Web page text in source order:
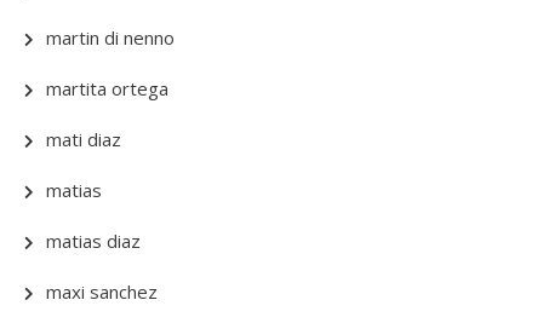
martin di nenno
martita ortega
mati diaz
matias
matias diaz
maxi sanchez